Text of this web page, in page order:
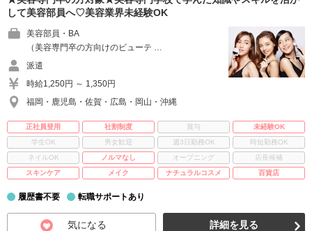
して美容部員へ♡美容業界未経験OK
美容部員・BA
（美容専門卒の方向けのビューテ …
派遣
時給1,250円 ～ 1,350円
福岡・鹿児島・佐賀・広島・岡山・沖縄
正社員登用 社割制度 賞与
未経験OK
学生OK
男女歓迎 週3日勤務OK
時短勤務OK
ネイルOK
ノルマなし オープニング
店長候補
スキンケア
メイク ナチュラルコスメ 百貨店
履歴書不要 転職サポートあり
気になる 詳細を見る